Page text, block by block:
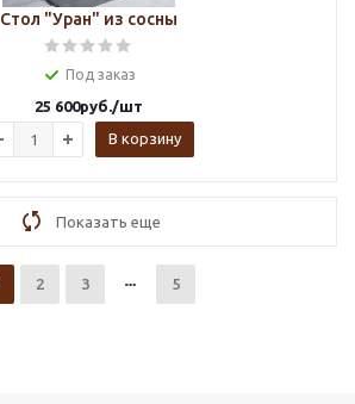
Стол "Уран" из сосны
Под заказ
25 600руб./шт
В корзину
Показать еще
2 3 5